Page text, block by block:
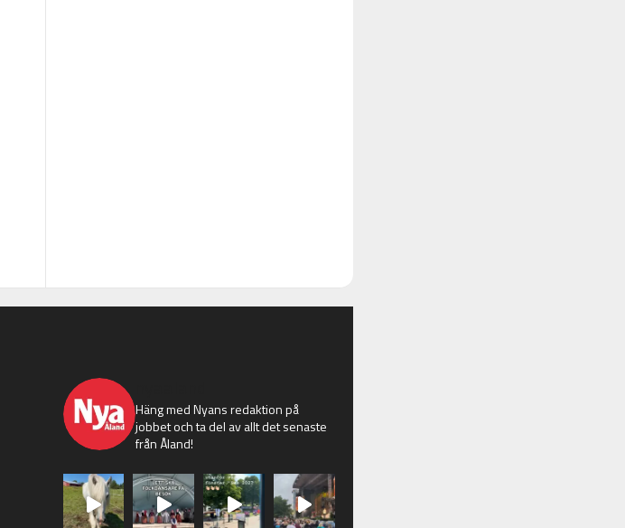
Häng med Nyans redaktion på
jobbet och ta del av allt det senaste
från Åland!